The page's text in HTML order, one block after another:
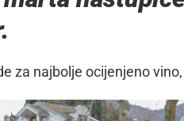
za najbolje ocijenjeno